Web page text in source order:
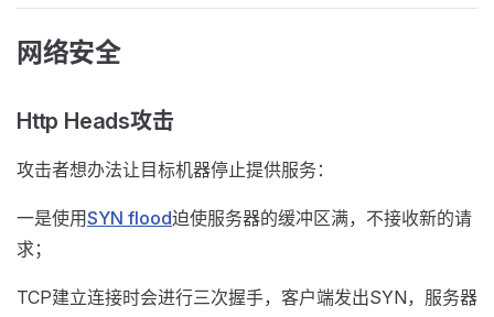
网络安全
Http Heads攻击
攻击者想办法让目标机器停止提供服务：
一是使用SYN flood迫使服务器的缓冲区满，不接收新的请
求；
TCP建立连接时会进行三次握手，客户端发出SYN，服务器